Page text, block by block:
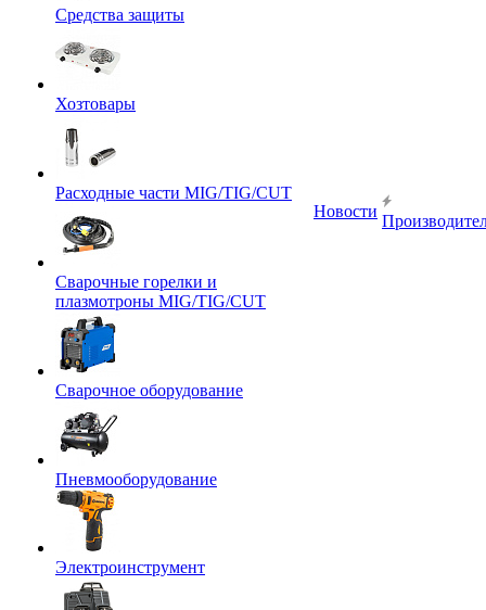
Средства защиты
Хозтовары
Расходные части MIG/TIG/CUT
Сварочные горелки и
плазмотроны MIG/TIG/CUT
Сварочное оборудование
Пневмооборудование
Электроинструмент
Новости